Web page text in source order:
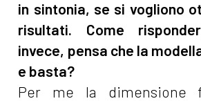
in sintonia, se si vogliono
risultati. Come
invece, pensa che la
e basta?
Per me la dimensione